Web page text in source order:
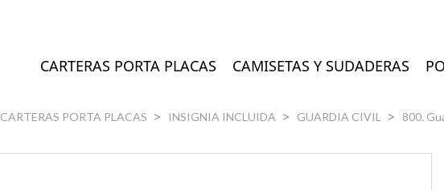
CARTERAS PORTA PLACAS CAMISETAS Y SUDADERAS
CARTERAS PORTA PLACAS INSIGNIA INCLUIDA GUARDIA CIVIL 800.